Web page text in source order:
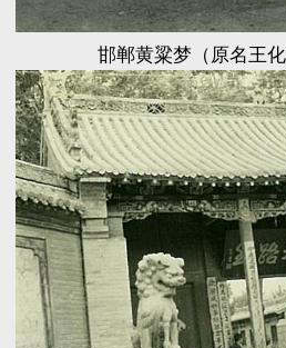
邯郸黄粱梦（原名王化